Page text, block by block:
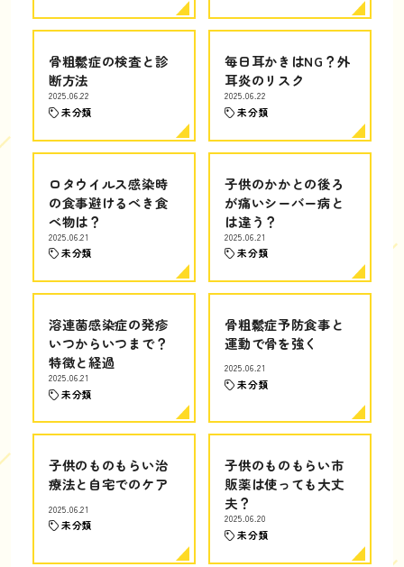
骨粗鬆症の検査と診
断方法
2025.06.22
未分類
毎日耳かきはNG？外
耳炎のリスク
2025.06.22
未分類
ロタウイルス感染時
の食事避けるべき食
べ物は？
2025.06.21
未分類
子供のかかとの後ろ
が痛いシーバー病と
は違う？
2025.06.21
未分類
溶連菌感染症の発疹
いつからいつまで？
特徴と経過
2025.06.21
未分類
骨粗鬆症予防食事と
運動で骨を強く
2025.06.21
未分類
子供のものもらい治
療法と自宅でのケア
2025.06.21
未分類
子供のものもらい市
販薬は使っても大丈
夫？
2025.06.20
未分類